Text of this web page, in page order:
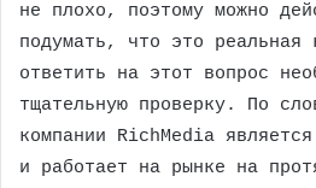
не плохо, поэтому можно
подумать, что это реальная
ответить на этот вопрос
тщательную проверку. По
компании RichMedia
и работает на рынке на